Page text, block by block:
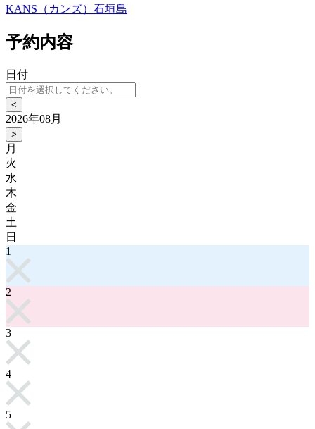
KANS（カンズ）石垣島
予約内容
日付
<
2026年08月
>
月
火
水
木
金
土
日
1
2
3
4
5